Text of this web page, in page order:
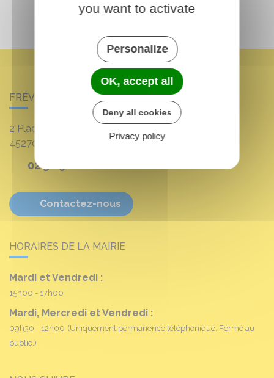
FRÉVILLE-DU-GÂTINAIS
2 Place Louis Croum
45270
Fréville-du-Gâtinais
02 38 90 11 16
Contactez-nous
HORAIRES DE LA MAIRIE
Mardi et Vendredi :
15h00 - 17h00
Mardi, Mercredi et Vendredi :
09h30 - 12h00 (Uniquement permanence téléphonique. Fermé au
public.)
you want to activate
Personalize
OK, accept all
Deny all cookies
Privacy policy